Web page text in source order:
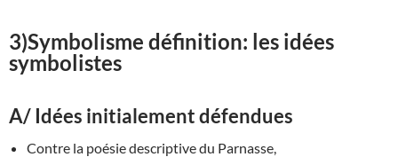
3)Symbolisme définition: les idées
symbolistes
A/ Idées initialement défendues
Contre la poésie descriptive du Parnasse,